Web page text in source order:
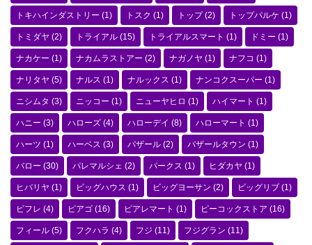
トキハインダストリー (1) トスク (1) トップ(2) トップパルケ (1)
トミダヤ (2) トライアル (15) トライアルスマート (1) ドミー (1)
ナカケー (1) ナカムラストアー (2) ナガノヤ (1) ナフコ (1)
ナリタヤ (5) ナルス (1) ナルックス (1) ナンコクスーパー (1)
ニシムタ (3) ニッコー (1) ニューヤヒロ (1) ハイマート (1)
ハニー (3) ハローズ (4) ハローデイ (8) ハローマート (1)
ハーツ (1) ハーベス (3) バザール (2) バザールタウン (1)
バロー (30) パレマルシェ (2) パークス (1) ヒダカヤ (1)
ヒバリヤ (1) ビッグハウス (1) ビッグヨーサン (2) ビッグリブ (1)
ビフレ (4) ピアゴ (16) ピアレマート (1) ピーコックストア (16)
フィール (5) フクハラ (4) フジ (11) フジグラン (11)